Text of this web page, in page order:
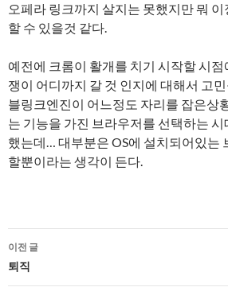
오페라 링크까지 살지는 못했지만 뭐
할 수 있을것 같다.
예전에 크롬이 활개를 치기 시작할 시
쟁이 어디까지 갈 것 인지에 대해서 고
블링크엔진이 어느정도 자리를 잡은상
는 기능을 가진 브라우저를 선택하는
했는데… 대부분은 OS에 설치되어있는
할뿐이라는 생각이 든다.
글
네
이전 글
퇴직